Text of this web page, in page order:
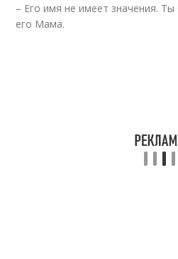
– Его имя не имеет значения.
его Мама.